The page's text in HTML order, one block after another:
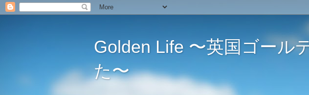
Golden Life 〜英国ゴール
た〜